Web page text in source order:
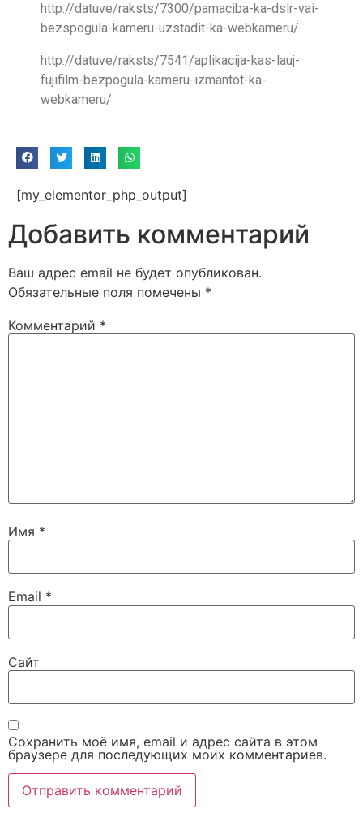
http://datuve/raksts/7300/pamaciba-ka-dslr-vai-
bezspogula-kameru-uzstadit-ka-webkameru/
http://datuve/raksts/7541/aplikacija-kas-lauj-
fujifilm-bezpogula-kameru-izmantot-ka-
webkameru/
[my_elementor_php_output]
Добавить комментарий
Ваш адрес email не будет опубликован.
Обязательные поля помечены *
Комментарий *
Имя *
Email *
Сайт
Сохранить моё имя, email и адрес сайта в этом
браузере для последующих моих комментариев.